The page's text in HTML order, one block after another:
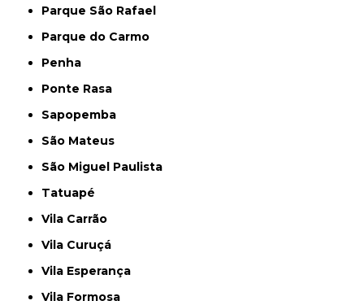
Parque São Rafael
Parque do Carmo
Penha
Ponte Rasa
Sapopemba
São Mateus
São Miguel Paulista
Tatuapé
Vila Carrão
Vila Curuçá
Vila Esperança
Vila Formosa